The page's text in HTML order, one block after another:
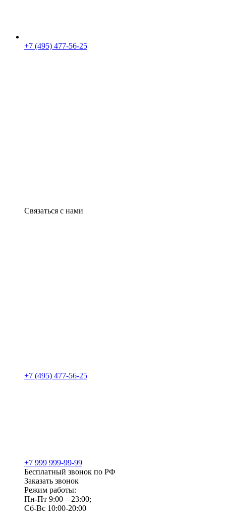
+7 (495) 477-56-25
Связаться с нами
+7 (495) 477-56-25
+7 999 999-99-99
Бесплатный звонок по РФ
Заказать звонок
Режим работы:
Пн-Пт 9:00—23:00;
Сб-Вс 10:00-20:00